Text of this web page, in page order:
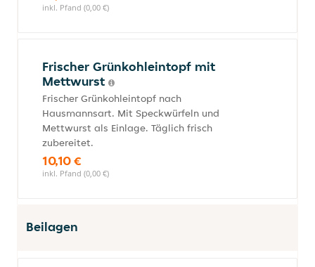
inkl. Pfand (0,00 €)
Frischer Grünkohleintopf mit
Mettwurst
Frischer Grünkohleintopf nach
Hausmannsart. Mit Speckwürfeln und
Mettwurst als Einlage. Täglich frisch
zubereitet.
10,10 €
inkl. Pfand (0,00 €)
Beilagen